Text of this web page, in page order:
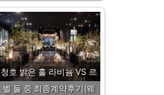
청호 밝은 홀 라비늄 VS 르
벨 둘 중 최종계약후기(웨